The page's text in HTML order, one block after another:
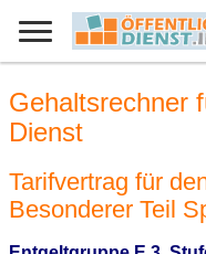
Gehaltsrechner
Dienst
Tarifvertrag für
Besonderer Teil